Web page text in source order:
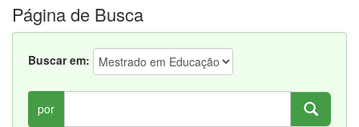
Página de Busca
Buscar em:
por